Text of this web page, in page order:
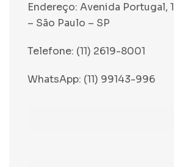
Endereço: Avenida Portugal,
– São Paulo – SP
Telefone: (11) 2619-8001
WhatsApp: (11) 99143-996